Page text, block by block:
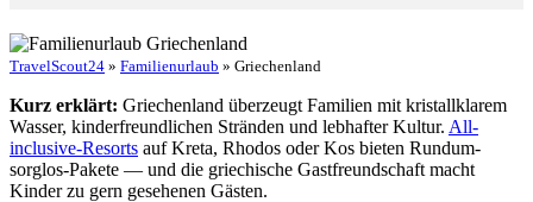
TravelScout24 » Familienurlaub » Griechenland
Kurz erklärt: Griechenland überzeugt Familien mit kristallklarem
Wasser, kinderfreundlichen Stränden und lebhafter Kultur. All-
inclusive-Resorts auf Kreta, Rhodos oder Kos bieten Rundum-
sorglos-Pakete — und die griechische Gastfreundschaft macht
Kinder zu gern gesehenen Gästen.